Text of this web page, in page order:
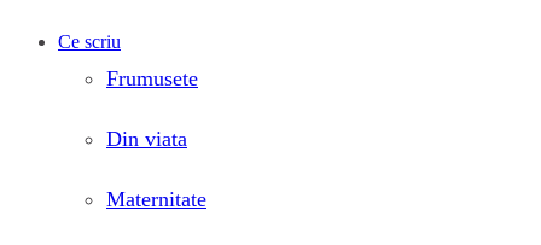
Ce scriu
Frumusete
Din viata
Maternitate